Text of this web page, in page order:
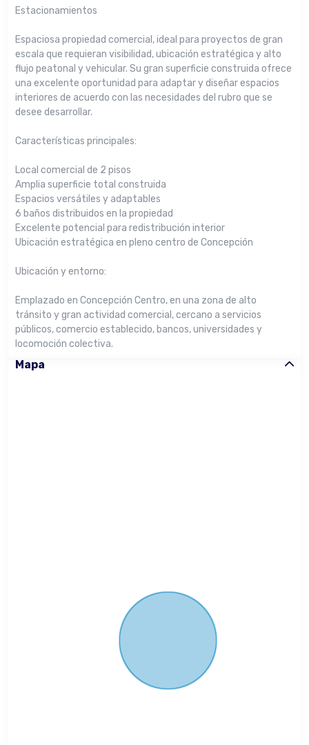
Estacionamientos
Espaciosa propiedad comercial, ideal para proyectos de gran
escala que requieran visibilidad, ubicación estratégica y alto
flujo peatonal y vehicular. Su gran superficie construida ofrece
una excelente oportunidad para adaptar y diseñar espacios
interiores de acuerdo con las necesidades del rubro que se
desee desarrollar.
Características principales:
Local comercial de 2 pisos
Amplia superficie total construida
Espacios versátiles y adaptables
6 baños distribuidos en la propiedad
Excelente potencial para redistribución interior
Ubicación estratégica en pleno centro de Concepción
Ubicación y entorno:
Emplazado en Concepción Centro, en una zona de alto
tránsito y gran actividad comercial, cercano a servicios
públicos, comercio establecido, bancos, universidades y
locomoción colectiva.
Mapa